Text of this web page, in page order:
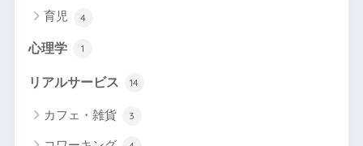
育児 4
心理学 1
リアルサービス 14
カフェ・雑貨 3